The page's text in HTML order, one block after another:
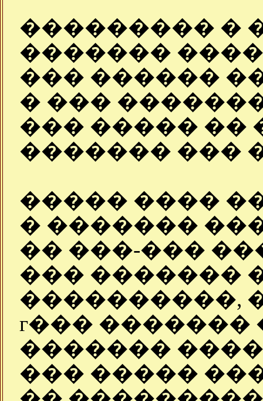
��������� �
�������
��� ������
� ���
��� ����� ��
������� ���
����� ����
� �������
�� ���-���
��� �������
����������,
г��� �������
�������
��� �����